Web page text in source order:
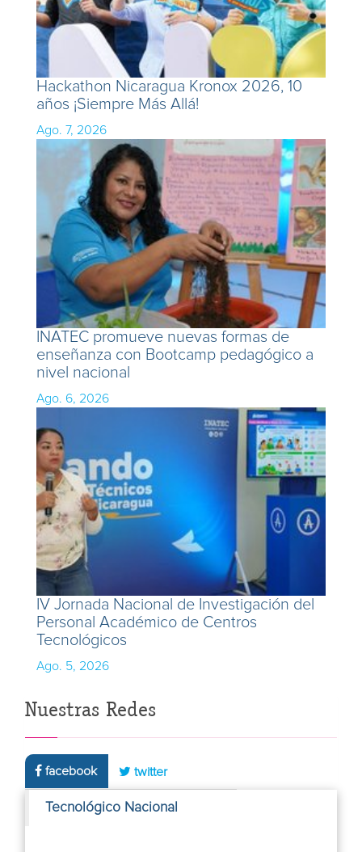
Hackathon Nicaragua Kronox 2026, 10
años ¡Siempre Más Allá!
Ago. 7, 2026
INATEC promueve nuevas formas de
enseñanza con Bootcamp pedagógico a
nivel nacional
Ago. 6, 2026
IV Jornada Nacional de Investigación del
Personal Académico de Centros
Tecnológicos
Ago. 5, 2026
Nuestras Redes
facebook twitter
Tecnológico Nacional